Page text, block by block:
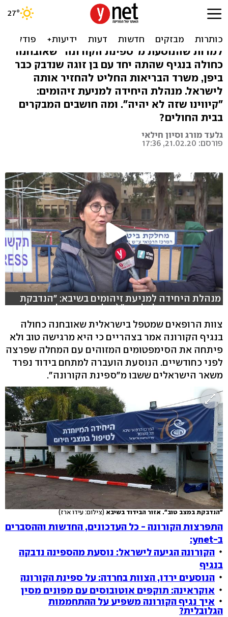
החולה בקורונה הועברה
לבידוד: "מרגישה טוב"
למרות שהנוסעת מ"ספינת הקורונה" שאובחנה
כחולה בנגיף שהתה יחד עם בן זוגה שנדבק כבר
ביפן, משרד הבריאות החליט להחזיר אותה
לישראל. מנהלת היחידה למניעת זיהומים:
"קיווינו שזה לא יהיה". ומה חושבים המבקרים
בבית החולים?
גלעד מורג וסיון חילאי
פורסם: 21.02.20, 17:36
מנהלת היחידה למניעת זיהומים בשיבא: "הנדבקת
בקורונה בריאה לחלוטין" (צילום: שחר גולדשטיין)
צוות הרופאים שמטפל בישראלית שאובחנה כחולה
בנגיף הקורונה אמר בצהריים כי היא מרגישה טוב ולא
פיתחה את הסימפטומים המזוהים עם המחלה שפרצה
לפני כחודשיים. הנוסעת הועברה למתחם בידוד נפרד
משאר הישראלים ששבו מ"ספינת הקורונה".
"הנדבקת במצב טוב". אזור הבידוד בשיבא(צילום: עידו ארז)
התפרצות הקורונה - כל העדכונים, החדשות וההסברים
ב-ynet:
הקורונה הגיעה לישראל: נוסעת מהספינה נדבקה
בנגיף
הנוסעים ירדו, הצוות בחרדה: על ספינת הקורונה
אוקראינה: תוקפים אוטובוסים עם מפונים מסין
איך נגיף הקורונה משפיע על ההתחממות
הגלובלית?